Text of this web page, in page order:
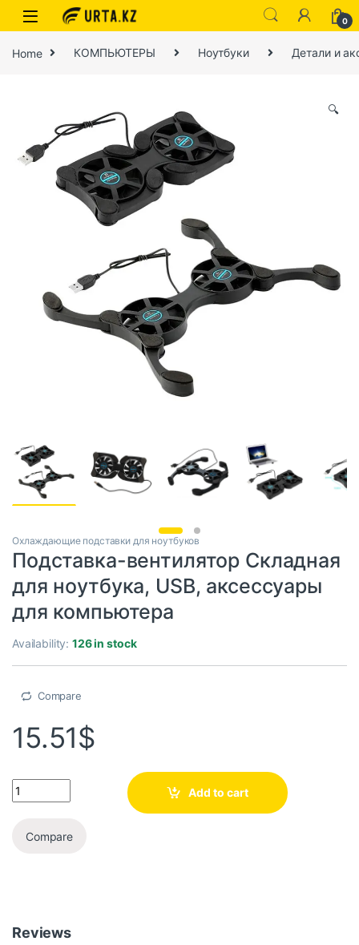
0
Home КОМПЬЮТЕРЫ Ноутбуки Детали и
🔍
Охлаждающие подставки для ноутбуков
Подставка-вентилятор Складная
для ноутбука, USB, аксессуары
для компьютера
Availability:126 in stock
Compare
15.51$
Add to cart
Compare
Reviews